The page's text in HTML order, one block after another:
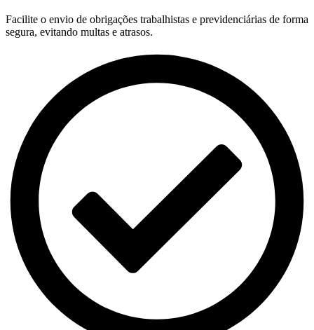
Facilite o envio de obrigações trabalhistas e previdenciárias de forma
segura, evitando multas e atrasos.